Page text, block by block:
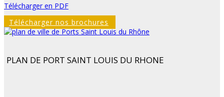
Télécharger en PDF
Télécharger nos brochures
PLAN DE PORT SAINT LOUIS DU RHONE